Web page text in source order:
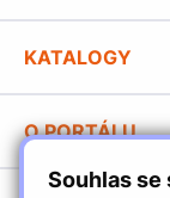
Souhlas
KATALOGY
Stavební katalog
Brožury Häfele
O PORTÁLU
Provozovatel